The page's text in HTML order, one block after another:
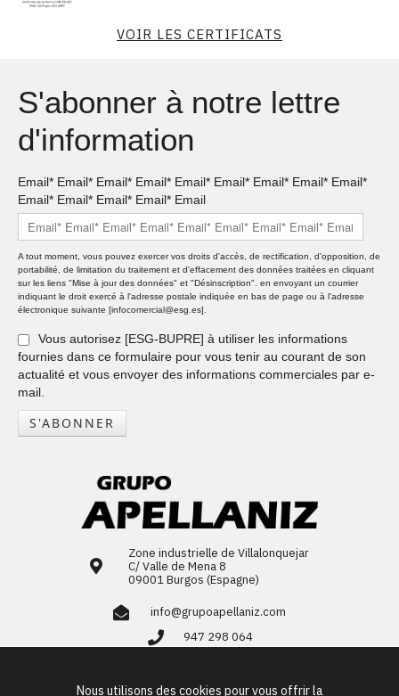
VOIR LES CERTIFICATS
S'abonner à notre lettre
d'information
Email* Email* Email* Email* Email* Email* Email* Email* Email*
Email* Email* Email* Email* Email
A tout moment, vous pouvez exercer vos droits d'accès, de rectification, d'opposition, de
portabilité, de limitation du traitement et d'effacement des données traitées en cliquant
sur les liens "Mise à jour des données" et "Désinscription". en envoyant un courrier
indiquant le droit exercé à l'adresse postale indiquée en bas de page ou à l'adresse
électronique suivante [infocomercial@esg.es].
Vous autorisez [ESG-BUPRE] à utiliser les informations
fournies dans ce formulaire pour vous tenir au courant de son
actualité et vous envoyer des informations commerciales par e-
mail.
S'ABONNER
Zone industrielle de Villalonquejar
C/ Valle de Mena 8
09001 Burgos (Espagne)
info@grupoapellaniz.com
947 298 064
Nous utilisons des cookies pour vous offrir la